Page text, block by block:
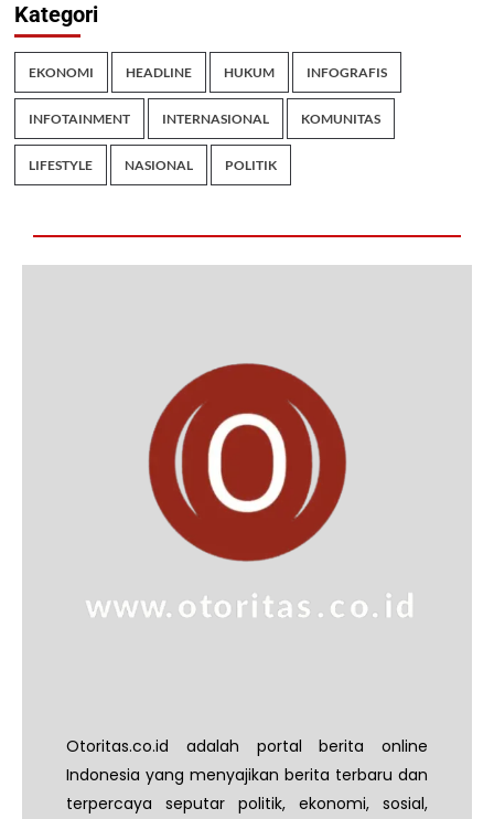
Kategori
EKONOMI HEADLINE HUKUM INFOGRAFIS
INFOTAINMENT INTERNASIONAL KOMUNITAS
LIFESTYLE NASIONAL POLITIK
Otoritas.co.id adalah portal berita online
Indonesia yang menyajikan berita terbaru dan
terpercaya seputar politik, ekonomi, sosial,